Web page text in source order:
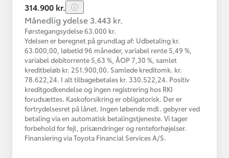
314.900 kr.
Månedlig ydelse 3.443 kr.
Førstegangsydelse 63.000 kr.
Ydelsen er beregnet på grundlag af: Udbetaling kr.
63.000,00, løbetid 96 måneder, variabel rente 5,49 %,
variabel debitorrente 5,63 %, ÅOP 7,30 %, samlet
kreditbeløb kr. 251.900,00. Samlede kreditomk. kr.
78.622,24. I alt tilbagebetales kr. 330.522,24. Positiv
kreditgodkendelse og ingen registrering hos RKI
forudsættes. Kaskoforsikring er obligatorisk. Der er
fortrydelsesret på lånet. Ingen løbende mdl. gebyrer ved
betaling via en automatisk betalingstjeneste. Vi tager
forbehold for fejl, prisændringer og renteforhøjelser.
Finansiering via Toyota Financial Services A/S.